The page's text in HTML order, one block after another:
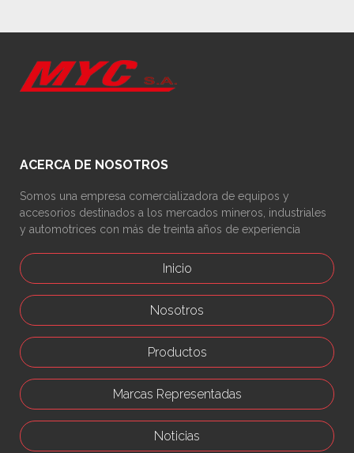
ACERCA DE NOSOTROS
Somos una empresa comercializadora de equipos y
accesorios destinados a los mercados mineros, industriales
y automotrices con más de treinta años de experiencia
Inicio
Nosotros
Productos
Marcas Representadas
Noticias